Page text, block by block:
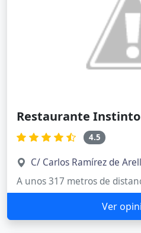
Restaurante Instinto
4.5
C/ Carlos Ramírez de
A unos 317 metros de
Ver